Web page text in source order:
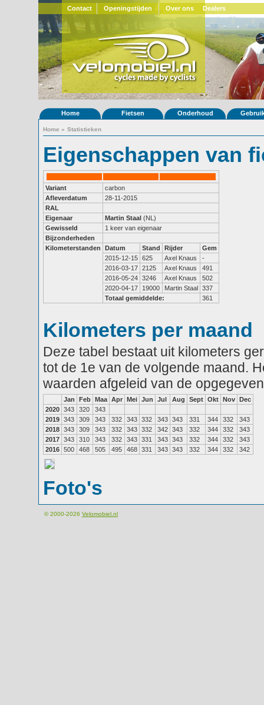
Contact Openingstijden Over ons Dealers
Home Fietsen Onderhoud
Home » Statistieken
Eigenschappen van
Variant
carbon
Afleverdatum
28-11-2015
RAL
Eigenaar
Martin Staal (NL)
Gewisseld
1 keer van eigenaar
Bijzonderheden
Kilometerstanden
Datum Stand Rijder
Gem
2015-12-15 625 Axel Knaus
-
2016-03-17 2125 Axel Knaus
491
2016-05-24 3246 Axel Knaus
502
2020-04-17
19000 Martin Staal 337
Totaal gemiddelde:
361
Kilometers per maand
Deze tabel bestaat uit kilometers
tot de 1e van de volgende maand.
waarden afgeleid van de
Jan Feb Maa Apr Mei Jun Jul Aug Sept Okt Nov Dec
2020 343 320
343
2019 343 309 343 332 343 332 343 343 331 344 332
343
2018 343 309 343 332 343 332 342 343 332 344 332
343
2017 343 310 343 332 343 331 343 343 332 344 332
343
2016 500 468 505 495 468 331 343 343 332 344 332 342
Foto's
© 2000-2026 Velomobiel.nl